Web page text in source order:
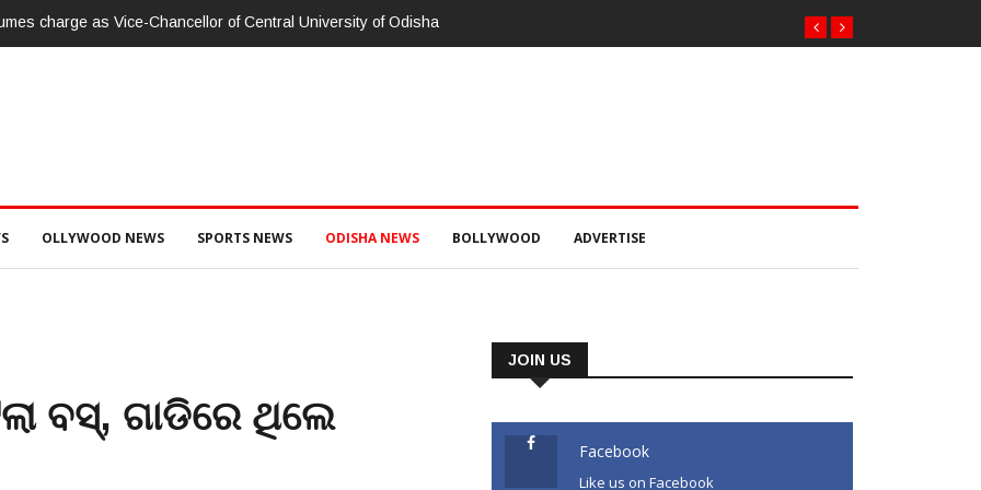
charge as Vice-Chancellor of Central University of Odisha
OLLYWOOD NEWS SPORTS NEWS ODISHA NEWS BOLLYWOOD ADVERTISE
ବସ୍, ଗାଡିରେ ଥିଲେ
JOIN US
Facebook
Like us on Facebook